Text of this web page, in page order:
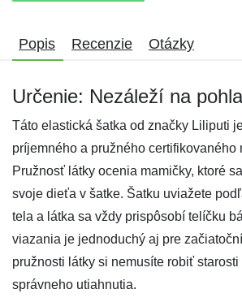
Popis Recenzie Otázky
Určenie: Nezáleží na
Táto elastická šatka od značky Liliputi
príjemného a pružného certifikovaného
Pružnosť látky ocenia mamičky, ktoré
svoje dieťa v šatke. Šatku uviažete
tela a látka sa vždy prispôsobí telíčku
viazania je jednoduchý aj pre
pružnosti látky si nemusíte robiť
správneho utiahnutia.